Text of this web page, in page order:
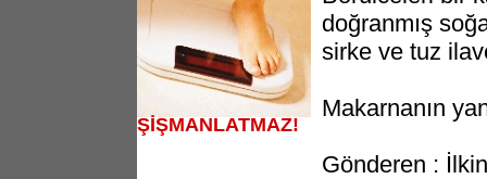
ŞİŞMANLATMAZ!
doğranmış
sirke ve tuz
Makarnanın
Gönderen :